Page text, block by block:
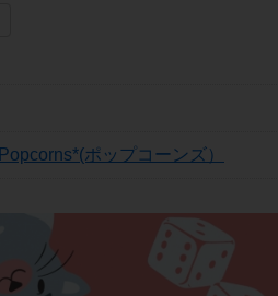
Popcorns*(ポップコーンズ）